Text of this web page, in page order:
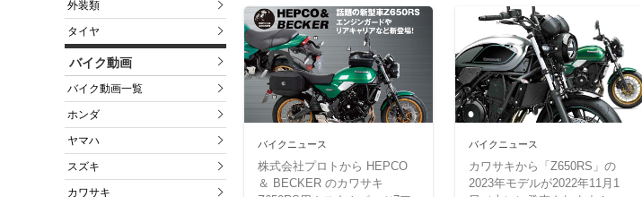
外装類
タイヤ
バイク動画
バイク動画一覧
ホンダ
ヤマハ
スズキ
カワサキ
バイクニュース
株式会社プロトから HEPCO
＆ BECKER のカワサキ
バイクニュース
カワサキから「Z650RS」の
2023年モデルが2022年11月1